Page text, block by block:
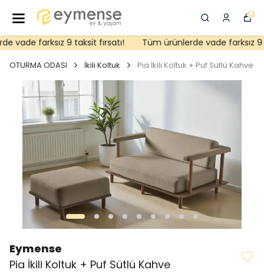
0
vade farksız 9 taksit fırsatı! Tüm ürünlerde vade farksız 9
OTURMA ODASI İkili Koltuk Pia İkili Koltuk + Puf Sütlü Kahve
Eymense
Pia İkili Koltuk + Puf Sütlü Kahve